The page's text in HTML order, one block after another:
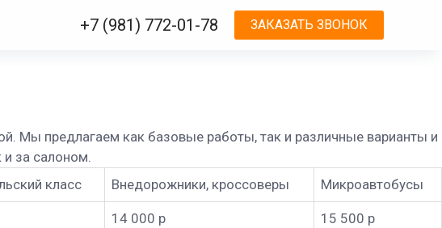
+7 (981) 772-01-78 ЗАКАЗАТЬ ЗВОНОК
Мы предлагаем как базовые работы, так и различные варианты и
и за салоном.
класс Внедорожники, кроссоверы Микроавтобусы
14 000 р 15 500 р